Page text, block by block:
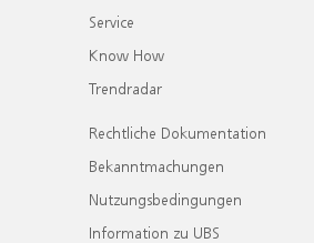
Service
Know How
Trendradar
Rechtliche Dokumentation
Bekanntmachungen
Nutzungsbedingungen
Information zu UBS